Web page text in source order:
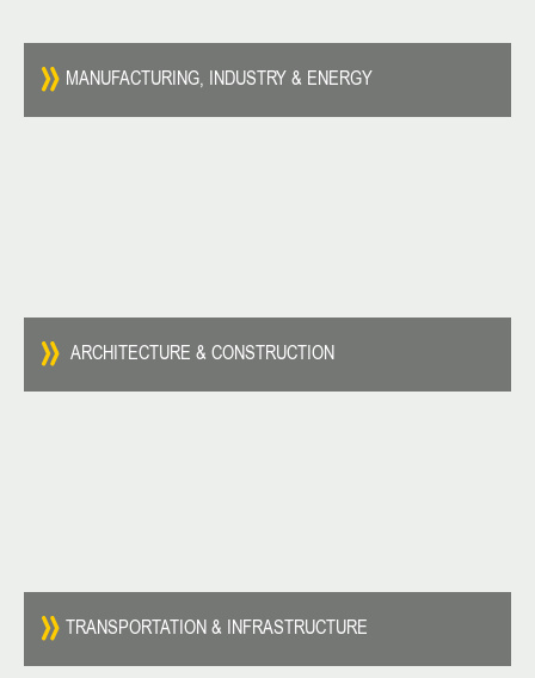
MANUFACTURING, INDUSTRY & ENERGY
ARCHITECTURE & CONSTRUCTION
TRANSPORTATION & INFRASTRUCTURE